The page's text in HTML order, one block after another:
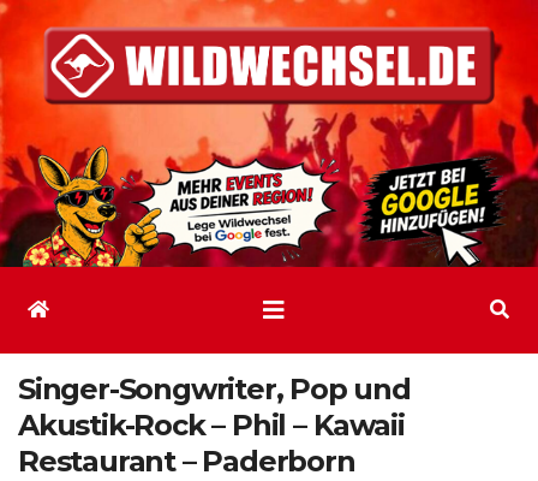
Inhalt
springen
Singer-Songwriter, Pop und
Akustik-Rock – Phil – Kawaii
Restaurant – Paderborn